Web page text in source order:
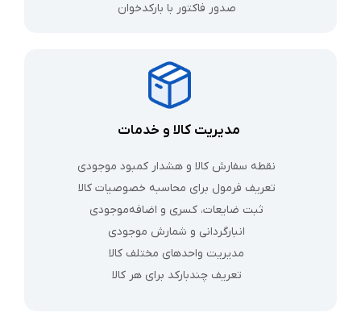
صدور فاکتور با بارکدخوان
مدیریت کالا و خدمات
نقطه سفارش کالا و هشدار کمبود موجودی
تعریف فرمول برای محاسبه خصوصیات کالا
ثبت ضایعات، کسری و اضافه‌موجودی
انبارگردانی و شمارش موجودی
مدیریت واحدهای مختلف کالا
تعریف چندبارکد برای هر کالا